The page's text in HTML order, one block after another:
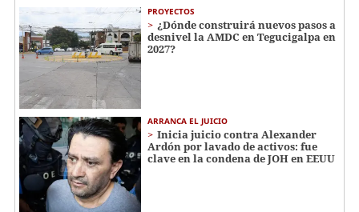
PROYECTOS
¿Dónde construirá nuevos pasos a
desnivel la AMDC en Tegucigalpa en
2027?
ARRANCA EL JUICIO
Inicia juicio contra Alexander
Ardón por lavado de activos: fue
clave en la condena de JOH en EEUU